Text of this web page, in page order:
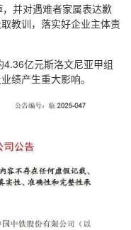
并对遇难者家属表达歉
教训，落实好企业主体责
亿元斯洛文尼亚甲组
绩产生重大影响。